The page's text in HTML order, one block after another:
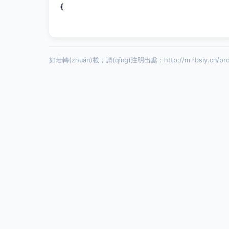
{
如若轉(zhuǎn)載，請(qǐng)注明出處：http://m.rbsiy.cn/